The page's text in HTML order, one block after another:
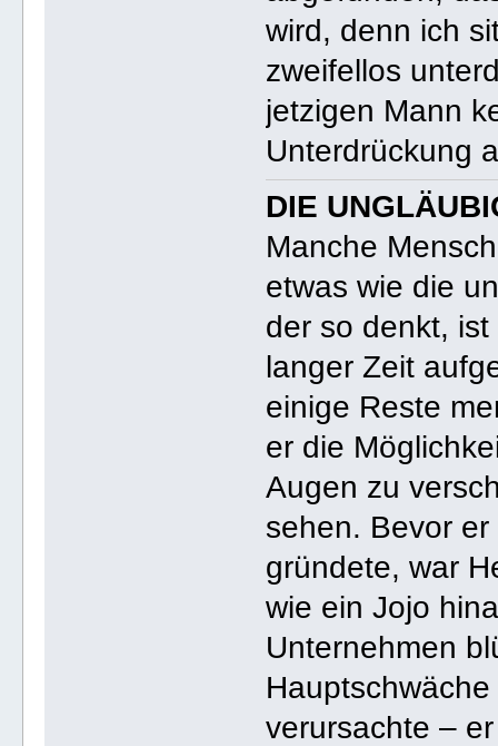
wird, denn ich
zweifellos
jetzigen Mann
Unterdrückung
DIE
Manche
etwas wie die
der so denkt,
langer Zeit
einige Reste
er die
Augen zu
sehen. Bevor
gründete, war
wie ein Jojo
Unternehmen
verursachte –